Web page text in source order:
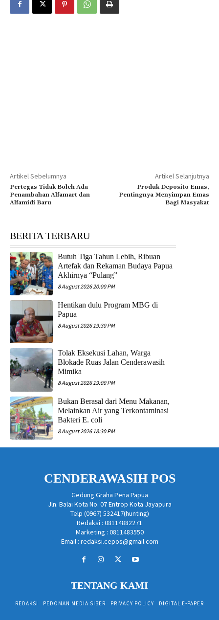
Artikel Sebelumnya
Pertegas Tidak Boleh Ada
Penambahan Alfamart dan
Alfamidi Baru
Artikel Selanjutnya
Produk Deposito Emas,
Pentingnya Menyimpan Emas
Bagi Masyakat
BERITA TERBARU
Butuh Tiga Tahun Lebih, Ribuan
Artefak dan Rekaman Budaya Papua
Akhirnya “Pulang”
8 August 2026 20:00 PM
Hentikan dulu Program MBG di
Papua
8 August 2026 19:30 PM
Tolak Eksekusi Lahan, Warga
Blokade Ruas Jalan Cenderawasih
Mimika
8 August 2026 19:00 PM
Bukan Berasal dari Menu Makanan,
Melainkan Air yang Terkontaminasi
Bakteri E. coli
8 August 2026 18:30 PM
CENDERAWASIH POS
Gedung Graha Pena Papua
Jln. Balai Kota No. 07 Entrop Kota Jayapura
Telp (0967) 532417(hunting)
Redaksi : 08114882271
Marketing : 0811483550
Email : redaksi.cepos@gmail.com
TENTANG KAMI
REDAKSI PEDOMAN MEDIA SIBER PRIVACY POLICY DIGITAL E-PAPER